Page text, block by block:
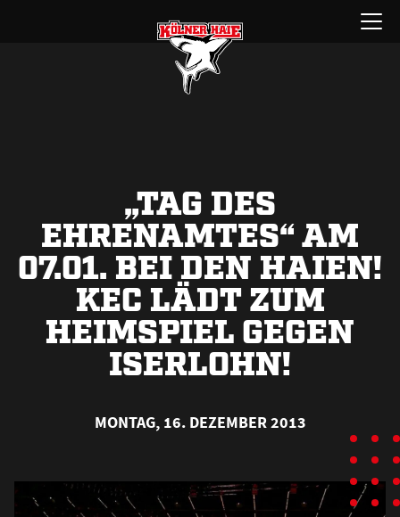
Menü
öffnen
„TAG DES
EHRENAMTES“ AM
07.01. BEI DEN HAIEN!
KEC LÄDT ZUM
HEIMSPIEL GEGEN
ISERLOHN!
MONTAG, 16. DEZEMBER 2013